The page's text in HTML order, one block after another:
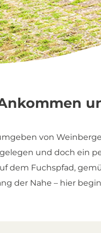
von
und doch ein
dem Fuchspfad,
der Nahe – hier